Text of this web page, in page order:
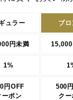
ュラー ブ
円未満
1%
円OFF
ーポン
500
ク